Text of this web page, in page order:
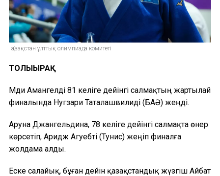
Қазақстан ұлттық олимпиада комитеті
ТОЛЫҒЫРАҚ
Мәди Амангелді 81 келіге дейінгі салмақтың жартылай
финалында Нугзари Таталашвилиді (БАӘ) жеңді.
Аруна Джангельдина, 78 келіге дейінгі салмақта өнер
көрсетіп, Аридж Агуебті (Тунис) жеңіп финалға
жолдама алды.
Еске салайық, бұған дейін қазақстандық жүзгіш Айбат